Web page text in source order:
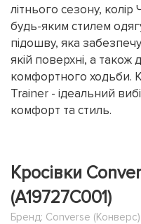
літнього сезону,
будь-яким стилем
підошву, яка
якій поверхні, а
комфортного ходьби.
Trainer - ідеальний
комфорт та стиль.
Кросівки
(A19727C001)
Бренд: Converse (Конверс)